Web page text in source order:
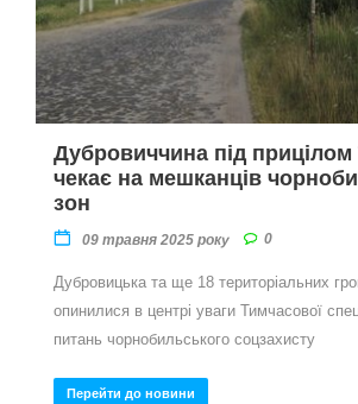
Дубровиччина під
чекає на мешканців
зон
09 травня 2025 року 0
Дубровицька та ще 18 територіальних
опинилися в центрі уваги Тимчасової
питань чорнобильського соцзахисту
Перейти до новини